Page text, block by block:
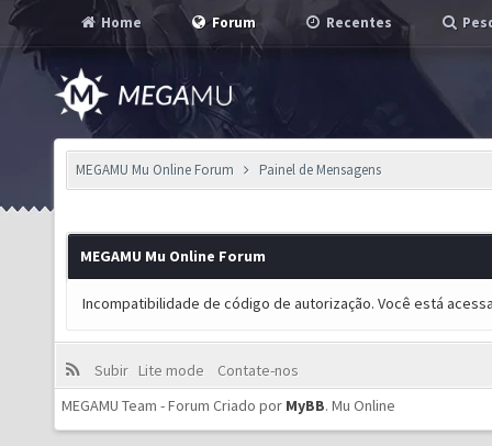
Home Forum Recentes
MEGAMU Mu Online Forum Painel de Mensagens
MEGAMU Mu Online Forum
Incompatibilidade de código de autorização. Você está
Subir Lite mode
Contate-nos
MEGAMU Team - Forum Criado por MyBB. Mu Online